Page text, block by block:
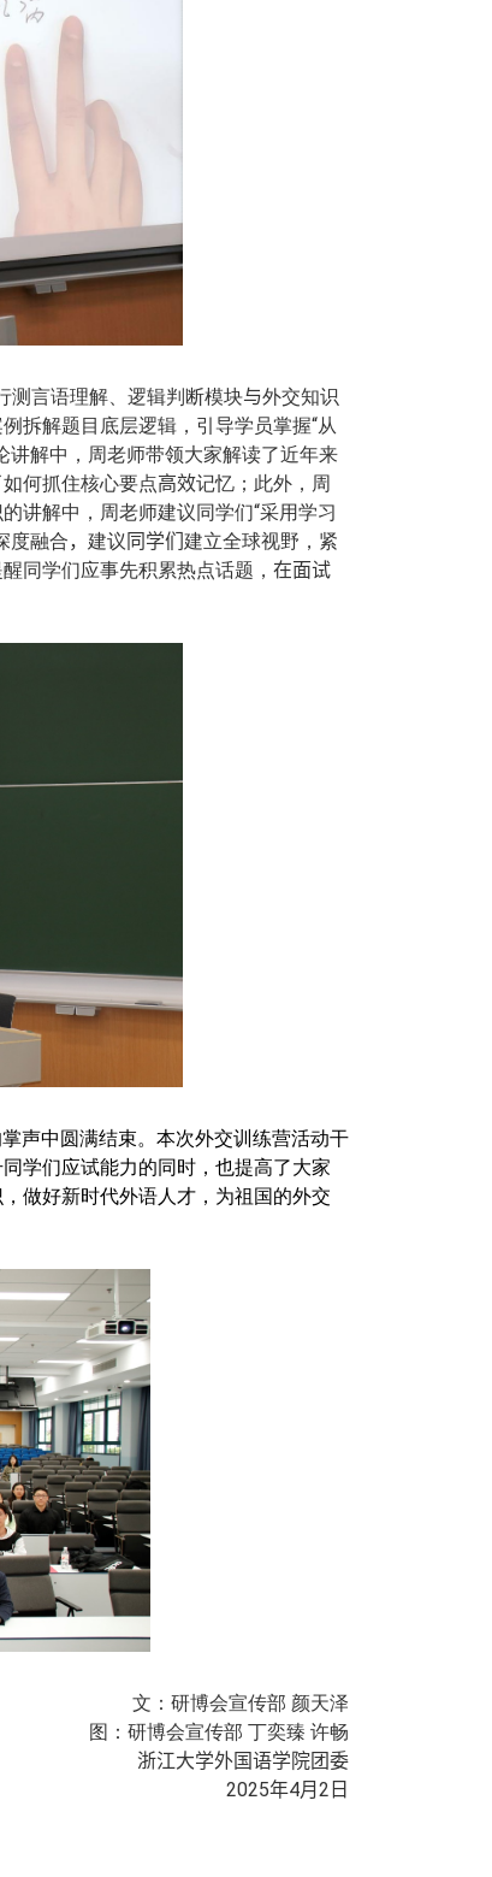
测言语理解、逻辑判断模块与外交知识
拆解题目底层逻辑，引导学员掌握“从
讲解中，周老师带领大家解读了近年来
如何抓住核心要点高效记忆；此外，周
讲解中，周老师建议同学们“采用学习
度融合， 建议同学们建立全球视野，紧
醒同学们应事先积累热点话题， 在面试
声中圆满结束。本次外交训练营活动干
学们应试能力的同时，也提高了大家
做好新时代外语人才，为祖国的外交
文：研博会宣传部 颜天泽
图：研博会宣传部 丁奕臻 许畅
浙江大学外国语学院团委
2025年4月 2 日